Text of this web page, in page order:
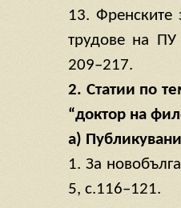
13. Френските
трудове на ПУ
209–217.
2. Статии по
“доктор на
а)
1. За
5, с.116–121.